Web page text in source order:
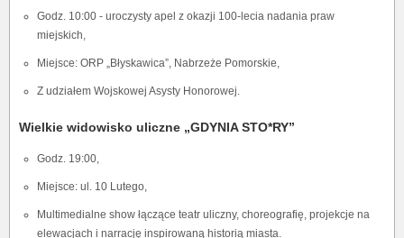
Godz. 10:00 - uroczysty apel z okazji 100-lecia nadania praw
miejskich,
Miejsce: ORP „Błyskawica”, Nabrzeże Pomorskie,
Z udziałem Wojskowej Asysty Honorowej.
Wielkie widowisko uliczne „GDYNIA STO*RY”
Godz. 19:00,
Miejsce: ul. 10 Lutego,
Multimedialne show łączące teatr uliczny, choreografię, projekcje na
elewacjach i narrację inspirowaną historią miasta.